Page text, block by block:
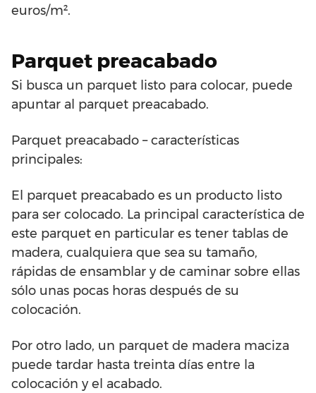
euros/m².
Parquet preacabado
Si busca un parquet listo para colocar, puede
apuntar al parquet preacabado.
Parquet preacabado – características
principales:
El parquet preacabado es un producto listo
para ser colocado. La principal característica de
este parquet en particular es tener tablas de
madera, cualquiera que sea su tamaño,
rápidas de ensamblar y de caminar sobre ellas
sólo unas pocas horas después de su
colocación.
Por otro lado, un parquet de madera maciza
puede tardar hasta treinta días entre la
colocación y el acabado.